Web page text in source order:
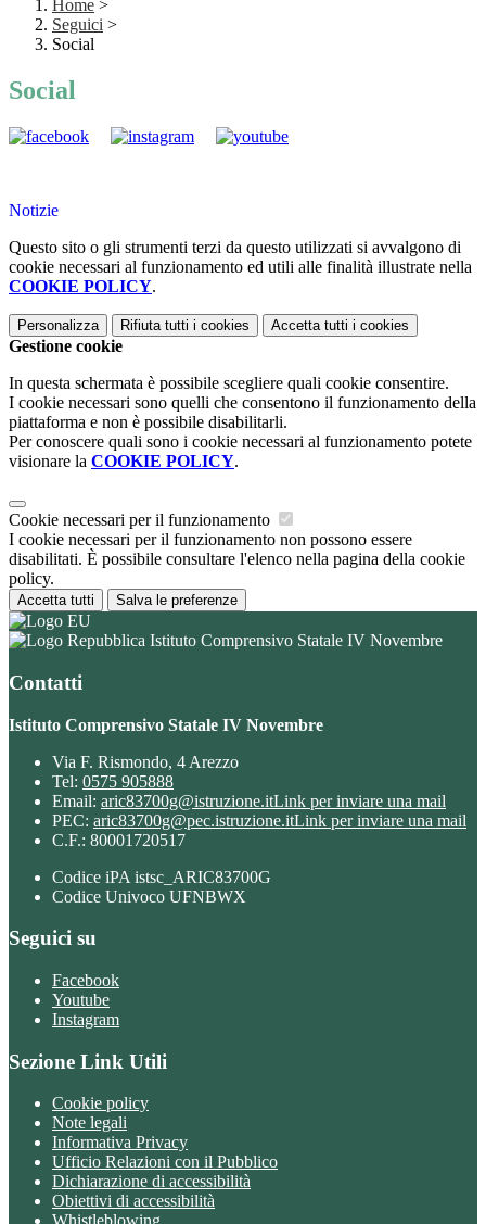
Home >
Seguici >
Social
Social
Notizie
Questo sito o gli strumenti terzi da questo utilizzati si avvalgono di
cookie necessari al funzionamento ed utili alle finalità illustrate nella
COOKIE POLICY.
Personalizza Rifiuta tutti i cookies Accetta tutti i cookies
Gestione cookie
In questa schermata è possibile scegliere quali cookie consentire.
I cookie necessari sono quelli che consentono il funzionamento della
piattaforma e non è possibile disabilitarli.
Per conoscere quali sono i cookie necessari al funzionamento potete
visionare la COOKIE POLICY.
Cookie necessari per il funzionamento
I cookie necessari per il funzionamento non possono essere
disabilitati. È possibile consultare l'elenco nella pagina della cookie
policy.
Accetta tutti Salva le preferenze
Istituto Comprensivo Statale IV Novembre
Contatti
Istituto Comprensivo Statale IV Novembre
Via F. Rismondo, 4 Arezzo
Tel: 0575 905888
Email: aric83700g@istruzione.itLink per inviare una mail
PEC: aric83700g@pec.istruzione.itLink per inviare una mail
C.F.: 80001720517
Codice iPA istsc_ARIC83700G
Codice Univoco UFNBWX
Seguici su
Facebook
Youtube
Instagram
Sezione Link Utili
Cookie policy
Note legali
Informativa Privacy
Ufficio Relazioni con il Pubblico
Dichiarazione di accessibilità
Obiettivi di accessibilità